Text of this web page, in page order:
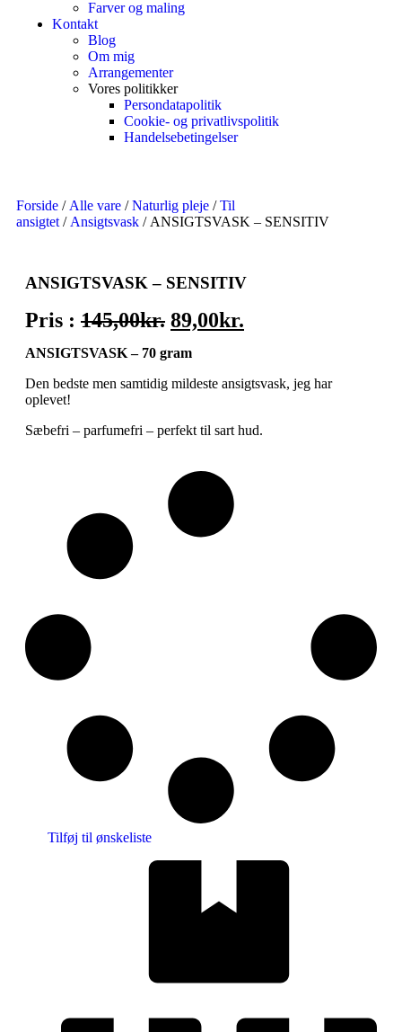
Farver og maling
Kontakt
Blog
Om mig
Arrangementer
Vores politikker
Persondatapolitik
Cookie- og privatlivspolitik
Handelsebetingelser
Forside / Alle vare /Naturlig pleje /Til
ansigtet / Ansigtsvask / ANSIGTSVASK – SENSITIV
ANSIGTSVASK – SENSITIV
Pris : 145,00kr. 89,00kr.
ANSIGTSVASK – 70 gram
Den bedste men samtidig mildeste ansigtsvask, jeg har
oplevet!
Sæbefri – parfumefri – perfekt til sart hud.
Tilføj til ønskeliste